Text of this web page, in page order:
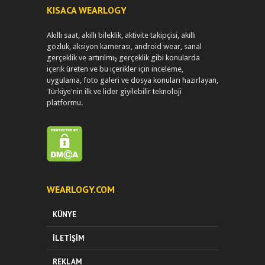
KISACA WEARLOGY
Akıllı saat, akıllı bileklik, aktivite takipçisi, akıllı
gözlük, aksiyon kamerası, android wear, sanal
gerçeklik ve artırılmış gerçeklik gibi konularda
içerik üreten ve bu içerikler için inceleme,
uygulama, foto galeri ve dosya konuları hazırlayan,
Türkiye'nin ilk ve lider giyilebilir teknoloji
platformu.
WEARLOGY.COM
KÜNYE
İLETIŞIM
REKLAM